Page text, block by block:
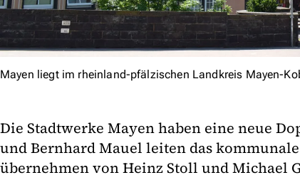
Mayen liegt im rheinland-pfälzischen Landkreis Mayen-
Die Stadtwerke Mayen haben eine neue
und Bernhard Mauel leiten das
übernehmen von Heinz Stoll und Michael